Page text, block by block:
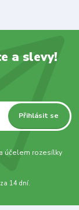
a slevy!
Přihlásit se
účelem rozesílky
14 dní.